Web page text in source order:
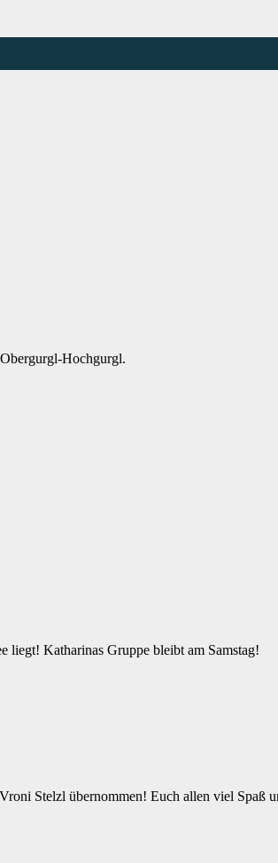
Hochgurgl.
liegt! Katharinas Gruppe bleibt am Samstag!
Stelzl übernommen! Euch allen viel Spaß